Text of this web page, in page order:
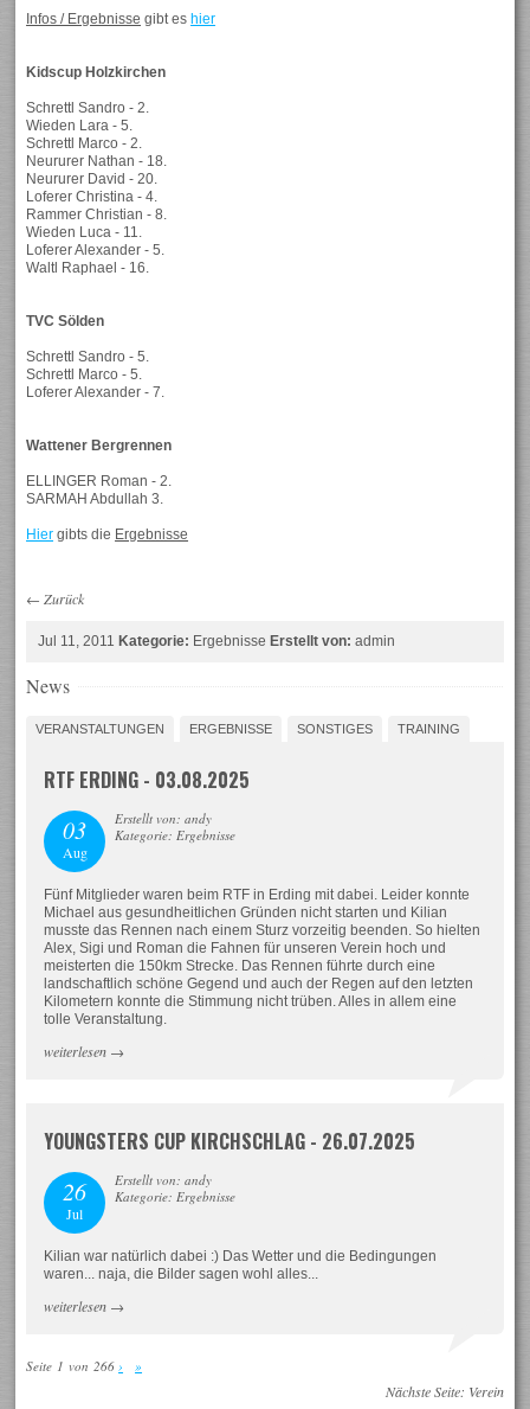
Infos / Ergebnisse gibt eshier
Kidscup Holzkirchen
Schrettl Sandro - 2.
Wieden Lara - 5.
Schrettl Marco - 2.
Neururer Nathan - 18.
Neururer David - 20.
Loferer Christina - 4.
Rammer Christian - 8.
Wieden Luca - 11.
Loferer Alexander - 5.
Waltl Raphael - 16.
TVC Sölden
Schrettl Sandro - 5.
Schrettl Marco - 5.
Loferer Alexander - 7.
Wattener Bergrennen
ELLINGER Roman - 2.
SARMAH Abdullah 3.
Hier gibts die Ergebnisse
← Zurück
Jul 11, 2011Kategorie: ErgebnisseErstellt von: admin
News
VERANSTALTUNGEN ERGEBNISSE SONSTIGES TRAINING
RTF ERDING - 03.08.2025
03
Aug
Erstellt von: andy
Kategorie: Ergebnisse
Fünf Mitglieder waren beim RTF in Erding mit dabei. Leider konnte
Michael aus gesundheitlichen Gründen nicht starten und Kilian
musste das Rennen nach einem Sturz vorzeitig beenden. So hielten
Alex, Sigi und Roman die Fahnen für unseren Verein hoch und
meisterten die 150km Strecke. Das Rennen führte durch eine
landschaftlich schöne Gegend und auch der Regen auf den letzten
Kilometern konnte die Stimmung nicht trüben. Alles in allem eine
tolle Veranstaltung.
weiterlesen →
YOUNGSTERS CUP KIRCHSCHLAG - 26.07.2025
26
Jul
Erstellt von: andy
Kategorie: Ergebnisse
Kilian war natürlich dabei :) Das Wetter und die Bedingungen
waren... naja, die Bilder sagen wohl alles...
weiterlesen →
Seite 1 von 266 › »
Nächste Seite: Verein